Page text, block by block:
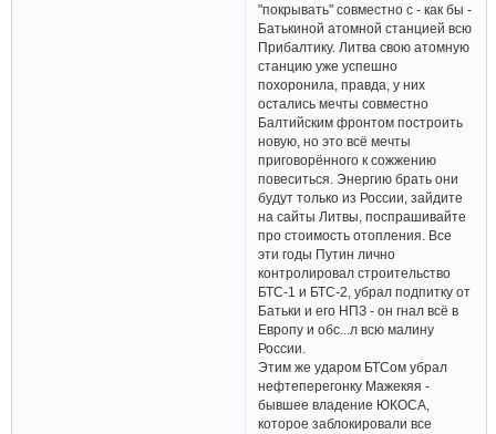
"покрывать" совместно с - как бы -
Батькиной атомной станцией всю
Прибалтику. Литва свою атомную
станцию уже успешно
похоронила, правда, у них
остались мечты совместно
Балтийским фронтом построить
новую, но это всё мечты
приговорённого к сожжению
повеситься. Энергию брать они
будут только из России, зайдите
на сайты Литвы, поспрашивайте
про стоимость отопления. Все
эти годы Путин лично
контролировал строительство
БТС-1 и БТС-2, убрал подпитку от
Батьки и его НПЗ - он гнал всё в
Европу и обс...л всю малину
России.
Этим же ударом БТСом убрал
нефтеперегонку Мажекяя -
бывшее владение ЮКОСА,
которое заблокировали все